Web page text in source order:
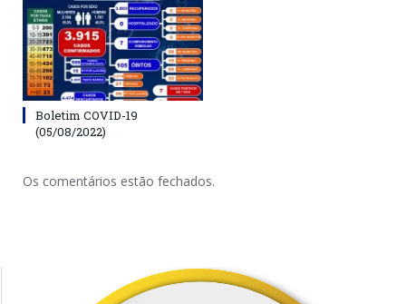
Boletim COVID-19
(05/08/2022)
Os comentários estão fechados.